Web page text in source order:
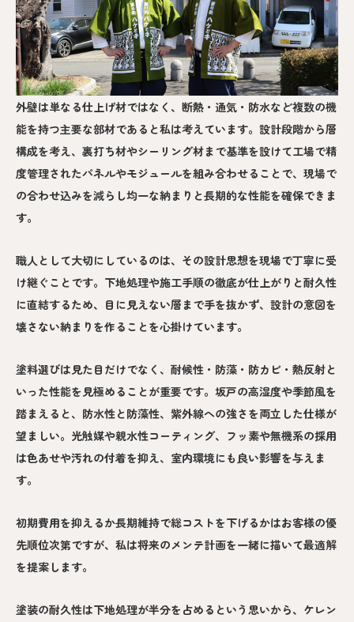
外壁は単なる仕上げ材ではなく、断熱・通気・防水など複数の機
能を持つ主要な部材であると私は考えています。設計段階から層
構成を考え、裏打ち材やシーリング材まで基準を設けて工場で精
度管理されたパネルやモジュールを組み合わせることで、現場で
の合わせ込みを減らし均一な納まりと長期的な性能を確保できま
す。
職人として大切にしているのは、その設計思想を現場で丁寧に受
け継ぐことです。下地処理や施工手順の徹底が仕上がりと耐久性
に直結するため、目に見えない層まで手を抜かず、設計の意図を
壊さない納まりを作ることを心掛けています。
塗料選びは見た目だけでなく、耐候性・防藻・防カビ・熱反射と
いった性能を見極めることが重要です。坂戸の高湿度や季節風を
踏まえると、防水性と防藻性、紫外線への強さを両立した仕様が
望ましい。光触媒や親水性コーティング、フッ素や無機系の採用
は色あせや汚れの付着を抑え、室内環境にも良い影響を与えま
す。
初期費用を抑えるか長期維持で総コストを下げるかはお客様の優
先順位次第ですが、私は将来のメンテ計画を一緒に描いて最適解
を提案します。
塗装の耐久性は下地処理が半分を占めるという思いから、ケレン